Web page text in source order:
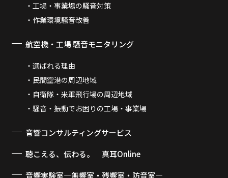
工場・事業場の騒音対策
作業環境騒音改善
航空機・工場 騒音モニタリング
選ばれる理由
民間空港の周辺地域
自衛隊・米軍飛行場の周辺地域
騒音・振動でお困りの工場・事業場
音響コンサルティングサービス
聴こえる、伝わる。 真耳Online
音響実験室―無響室・残響室・防音室―